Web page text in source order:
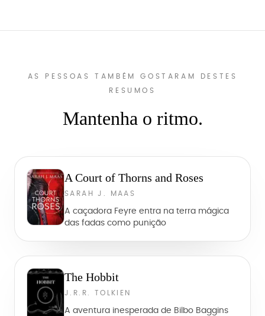
AS PESSOAS TAMBÉM GOSTARAM DESTES
RESUMOS
Mantenha o ritmo.
A Court of Thorns and Roses
SARAH J. MAAS
A caçadora Feyre entra na terra mágica
das fadas como punição
The Hobbit
J.R.R. TOLKIEN
A aventura inesperada de Bilbo Baggins